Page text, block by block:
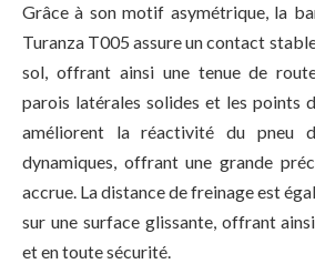
Grâce à son motif asymétrique, la
Turanza T005 assure un contact
sol, offrant ainsi une tenue de
parois latérales solides et les points
améliorent la réactivité du pneu
dynamiques, offrant une grande
accrue. La distance de freinage est
sur une surface glissante, offrant
et en toute sécurité.